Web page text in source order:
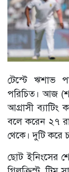
টেস্টে ঋশাভ
পরিচিত। আজ
আগ্রাসী
বলে করেন ২৭
থেকে। দুটি করে
ছোট ইনিংসের